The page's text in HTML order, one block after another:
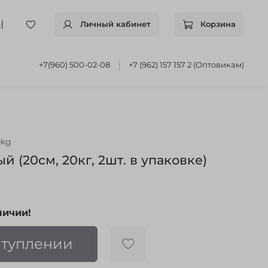
Личный кабинет Корзина
+7(960) 500-02-08 +7 (962) 157 157 2 (Оптовикам)
(20см, 20кг, 2шт. в упаковке)